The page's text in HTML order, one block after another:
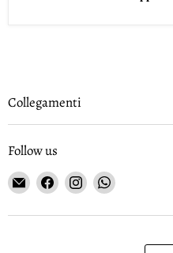
Collegamenti
Follow us
Email
Gioielleria
Curnis
Find
on
Find
on
Find
on